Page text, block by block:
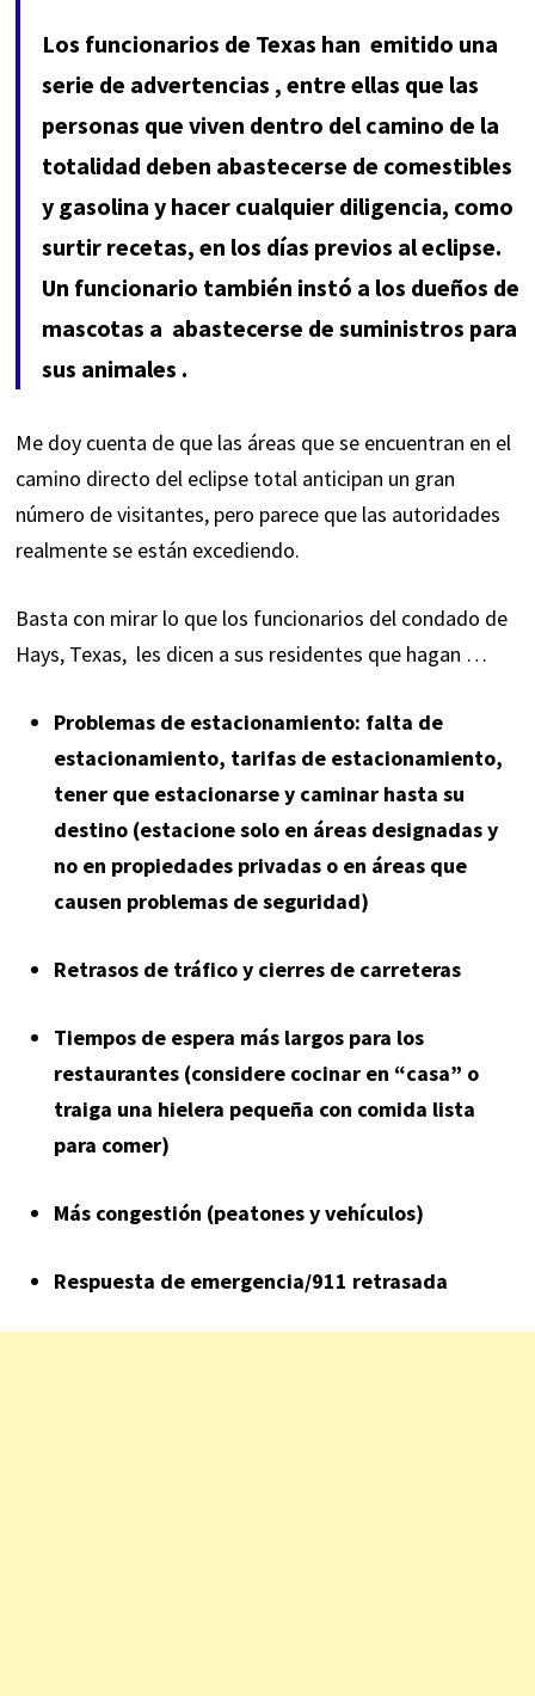
Los funcionarios de Texas han emitido una
serie de advertencias , entre ellas que las
personas que viven dentro del camino de la
totalidad deben abastecerse de comestibles
y gasolina y hacer cualquier diligencia, como
surtir recetas, en los días previos al eclipse.
Un funcionario también instó a los dueños de
mascotas a abastecerse de suministros para
sus animales .
Me doy cuenta de que las áreas que se encuentran en el
camino directo del eclipse total anticipan un gran
número de visitantes, pero parece que las autoridades
realmente se están excediendo.
Basta con mirar lo que los funcionarios del condado de
Hays, Texas, les dicen a sus residentes que hagan …
Problemas de estacionamiento: falta de
estacionamiento, tarifas de estacionamiento,
tener que estacionarse y caminar hasta su
destino (estacione solo en áreas designadas y
no en propiedades privadas o en áreas que
causen problemas de seguridad)
Retrasos de tráfico y cierres de carreteras
Tiempos de espera más largos para los
restaurantes (considere cocinar en “casa” o
traiga una hielera pequeña con comida lista
para comer)
Más congestión (peatones y vehículos)
Respuesta de emergencia/911 retrasada